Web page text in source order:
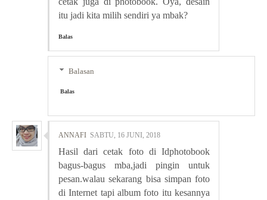
itu jadi kita milih sendiri ya mbak?
Balas
Balasan
Balas
ANNAFI SABTU, 16 JUNI, 2018
Hasil dari cetak foto di Idphotobook
bagus-bagus mba,jadi pingin untuk
pesan.walau sekarang bisa simpan foto
di Internet tapi album foto itu kesannya